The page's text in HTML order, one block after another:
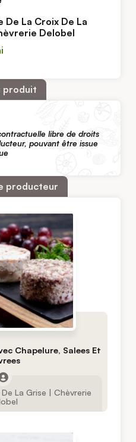
De La Croix De La
Delobel
produit
libre de droits
pouvant être issue
producteur
Chapelure, Salees Et
La Grise | Chèvrerie